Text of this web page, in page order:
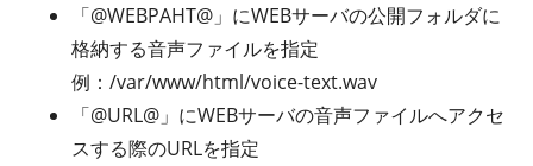
「@WEBPAHT@」にWEBサーバの公開フォルダに
格納する音声ファイルを指定
例：/var/www/html/voice-text.wav
「@URL@」にWEBサーバの音声ファイルへアクセ
スする際のURLを指定